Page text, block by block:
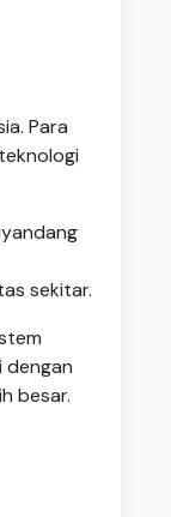
Para
sekitar.
dengan
besar.